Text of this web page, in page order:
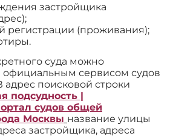
застройщика
регистрации (проживания);
суда можно
официальным сервисом судов
адрес поисковой строки
подсудность |
судов общей
Москвы название улицы
застройщика, адреса